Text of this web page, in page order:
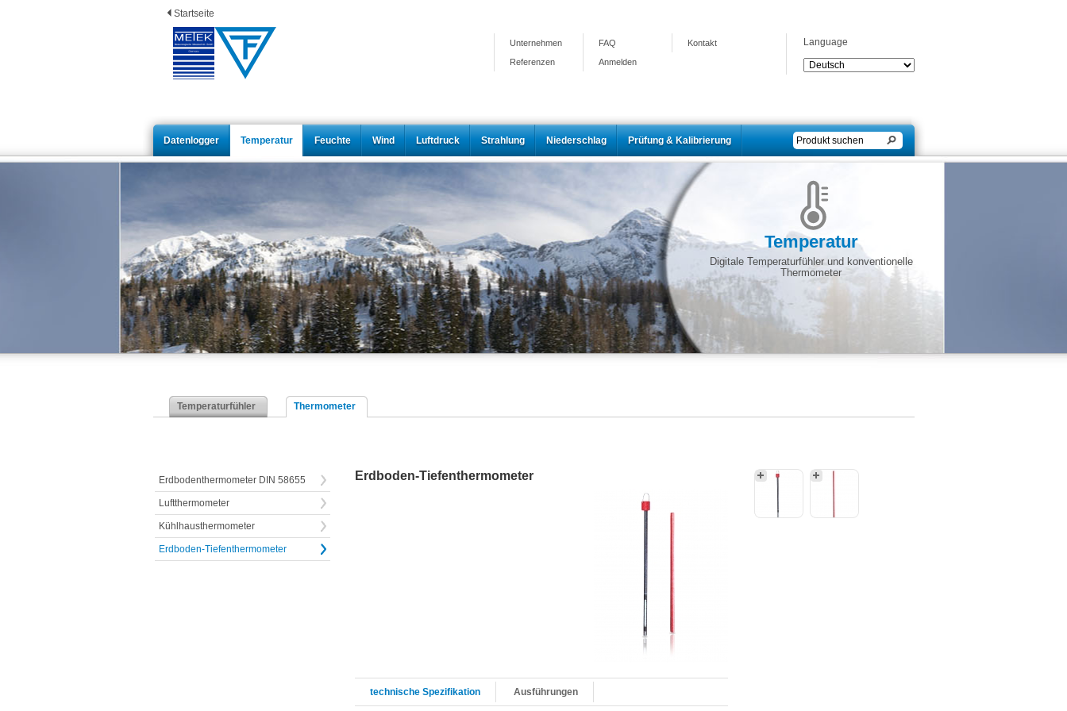
Startseite
Unternehmen FAQ
Kontakt
Referenzen
Anmelden
Language
Datenlogger Temperatur Feuchte Wind Luftdruck Strahlung Niederschlag Prüfung & Kalibrierung
Temperatur
Digitale Temperaturfühler und konventionelle
Thermometer
Temperaturfühler Thermometer
Erdbodenthermometer DIN 58655
Luftthermometer
Kühlhausthermometer
Erdboden-Tiefenthermometer
Erdboden-Tiefenthermometer
technische Spezifikation Ausführungen